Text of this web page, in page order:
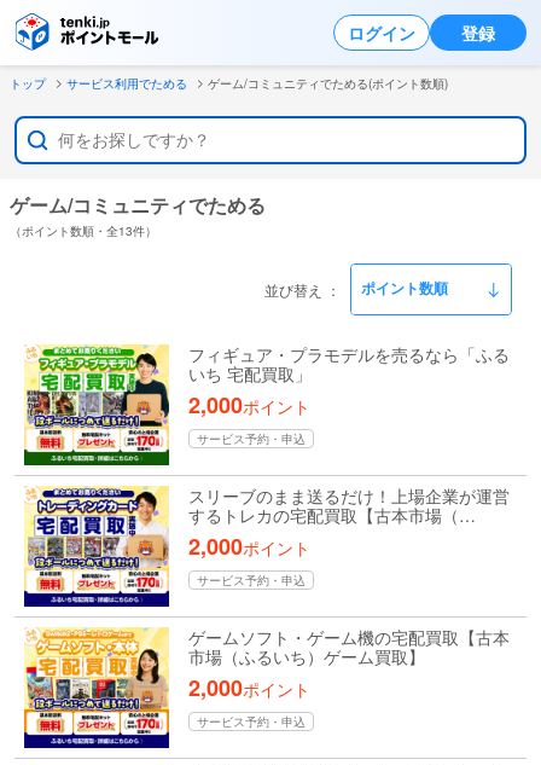
ログイン 登録
トップ サービス利用でためる ゲーム/コミュニティでためる(ポイント数順)
ゲーム/コミュニティでためる
（ポイント数順・全13件）
並び替え
フィギュア・プラモデルを売るなら「ふる
いち 宅配買取」
2,000ポイント
サービス予約・申込
スリーブのまま送るだけ！上場企業が運営
するトレカの宅配買取【古本市場（…
2,000ポイント
サービス予約・申込
ゲームソフト・ゲーム機の宅配買取【古本
市場（ふるいち）ゲーム買取】
2,000ポイント
サービス予約・申込